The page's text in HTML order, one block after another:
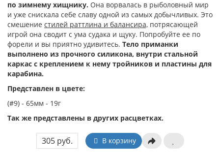
по зимнему хищнику. Она ворвалась в рыболовный мир
и уже снискала себе славу одной из самых добычливых. Это
смешение стилей раттлина и балансира, потрясающей
игрой она сводит с ума судака и щуку. Попробуйте ее по
форели и вы приятно удивитесь. Тело приманки
выполнено из прочного силикона, внутри стальной
каркас с креплением к нему тройников и пластины для
карабина.
Представлен в цвете:
(#9) - 65мм - 19г
Так же представлены в других расцветках.
305 руб. В корзину